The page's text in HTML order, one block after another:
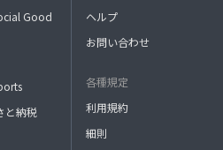
Good
と納税
ヘルプ
お問い合わせ
各種規定
利用規約
細則